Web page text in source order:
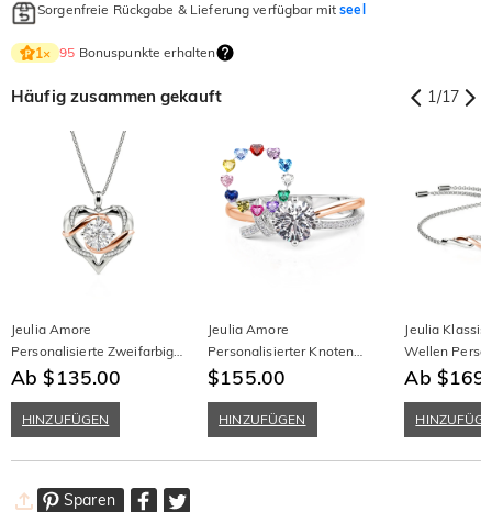
Sorgenfreie Rückgabe & Lieferung verfügbar mitseel
1× 95 Bonuspunkte erhalten
Häufig zusammen gekauft 1/17
Jeulia Amore
Personalisierte Zweifarbige
Herz Halskette
Ab $135.00
HINZUFÜGEN
Jeulia Amore
Personalisierter Knoten
Geburtsstein Ring
$155.00
HINZUFÜGEN
Jeulia
Wellen
Armband
Ab
Sparen